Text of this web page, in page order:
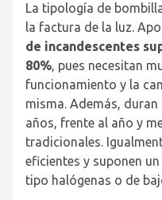
La tipología de
la factura de la luz.
de incandescentes
80%, pues necesitan
funcionamiento y la
misma. Además,
años, frente al año y
tradicionales.
eficientes y suponen
tipo halógenas o de